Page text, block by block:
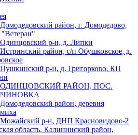
район, г. Домодедово,
р-н, д. Липки
район, с/п Обушковское, д.
р-н, д. Григорково, КП
РАЙОН, ПОС.
район, деревня
р-н, ДНП Красновидово-2
область, Калининский район,